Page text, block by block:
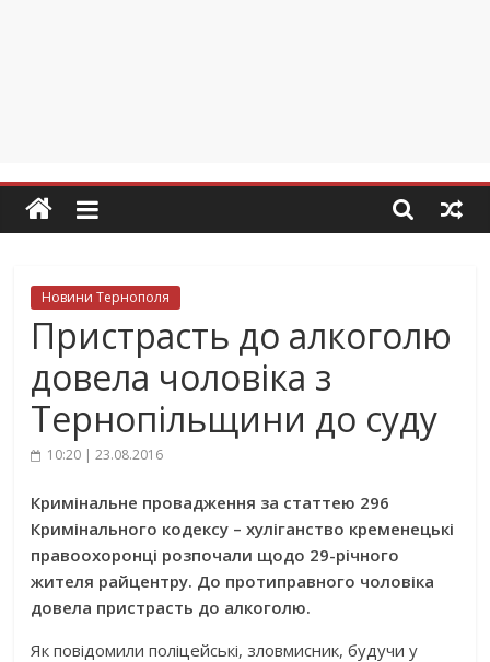
Новини Тернополя
Пристрасть до алкоголю
довела чоловіка з
Тернопільщини до суду
10:20 | 23.08.2016
Кримінальне провадження за статтею 296
Кримінального кодексу – хуліганство кременецькі
правоохоронці розпочали щодо 29-річного
жителя райцентру. До протиправного чоловіка
довела пристрасть до алкоголю.
Як повідомили поліцейські, зловмисник, будучи у